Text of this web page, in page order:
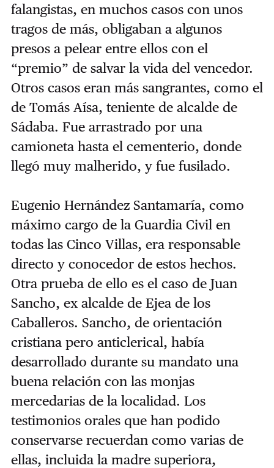
falangistas, en muchos casos con unos
tragos de más, obligaban a algunos
presos a pelear entre ellos con el
“premio” de salvar la vida del vencedor.
Otros casos eran más sangrantes, como el
de Tomás Aísa, teniente de alcalde de
Sádaba. Fue arrastrado por una
camioneta hasta el cementerio, donde
llegó muy malherido, y fue fusilado.
Eugenio Hernández Santamaría, como
máximo cargo de la Guardia Civil en
todas las Cinco Villas, era responsable
directo y conocedor de estos hechos.
Otra prueba de ello es el caso de Juan
Sancho, ex alcalde de Ejea de los
Caballeros. Sancho, de orientación
cristiana pero anticlerical, había
desarrollado durante su mandato una
buena relación con las monjas
mercedarias de la localidad. Los
testimonios orales que han podido
conservarse recuerdan como varias de
ellas, incluida la madre superiora,